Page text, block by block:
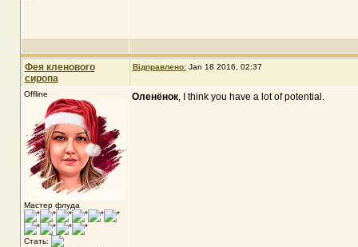
Фея кленового
сиропа
Відправлено: Jan 18 2016, 02:37
Offline
Мастер флуда
Стать:
Оленёнок, I think you have a lot of potential.